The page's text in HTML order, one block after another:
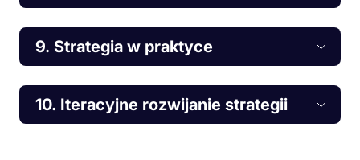
9. Strategia w praktyce
10. Iteracyjne rozwijanie strategii